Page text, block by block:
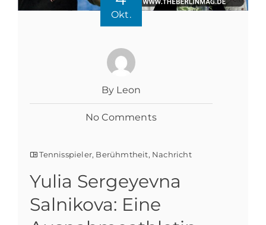
Okt.
By Leon
No Comments
Tennisspieler, Berühmtheit, Nachricht
Yulia Sergeyevna
Salnikova: Eine